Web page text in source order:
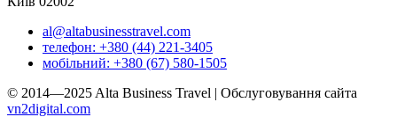
al@altabusinesstravel.com
телефон: +380 (44) 221-3405
мобільний: +380 (67) 580-1505
© 2014—2025 Alta Business Travel | Обслуговування сайта
vn2digital.com